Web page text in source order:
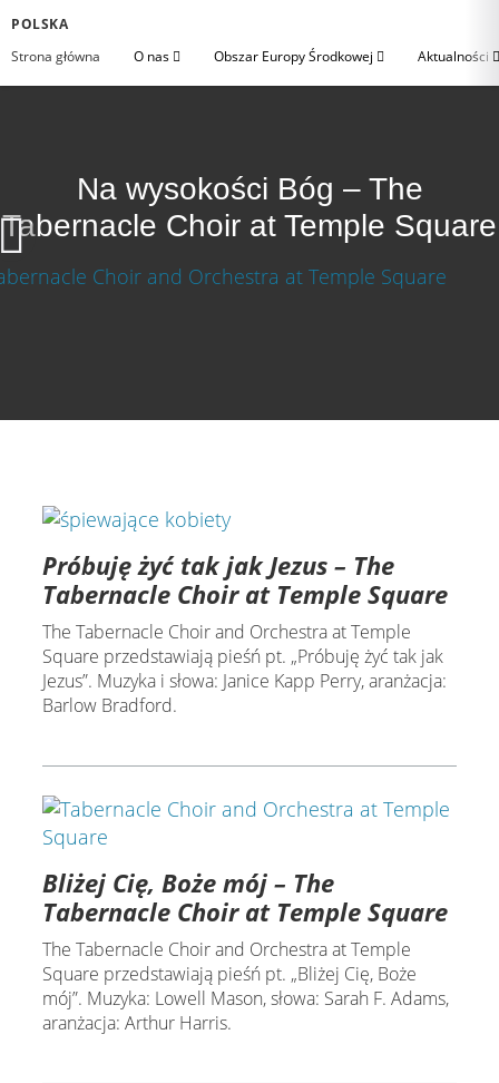
POLSKA
Strona główna
O nas Obszar Europy Środkowej Aktualności
Na wysokości Bóg – The
Tabernacle Choir at Temple Square
Próbuję żyć tak jak Jezus – The
Tabernacle Choir at Temple Square
The Tabernacle Choir and Orchestra at Temple
Square przedstawiają pieśń pt. „Próbuję żyć tak jak
Jezus”. Muzyka i słowa: Janice Kapp Perry, aranżacja:
Barlow Bradford.
Bliżej Cię, Boże mój – The
Tabernacle Choir at Temple Square
The Tabernacle Choir and Orchestra at Temple
Square przedstawiają pieśń pt. „Bliżej Cię, Boże
mój”. Muzyka: Lowell Mason, słowa: Sarah F. Adams,
aranżacja: Arthur Harris.